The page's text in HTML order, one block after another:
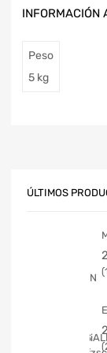
INFORMACIÓN
Peso
5 kg
ÚLTIMOS